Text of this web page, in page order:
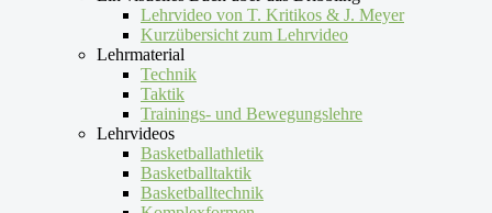
Lehrvideo von T. Kritikos & J. Meyer
Kurzübersicht zum Lehrvideo
Lehrmaterial
Technik
Taktik
Trainings- und Bewegungslehre
Lehrvideos
Basketballathletik
Basketballtaktik
Basketballtechnik